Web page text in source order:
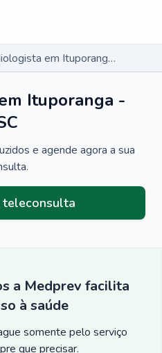
Cardiologista em Ituporanga - SC
Ituporanga -
e agende agora a sua
a Medprev facilita
à saúde
somente pelo serviço
que precisar.